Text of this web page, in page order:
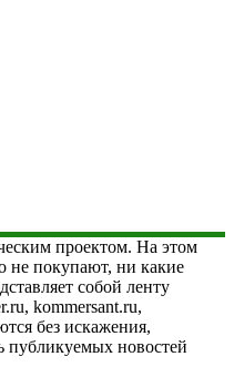
проектом. На этом
не покупают, ни какие
собой ленту
kommersant.ru,
без искажения,
публикуемых новостей